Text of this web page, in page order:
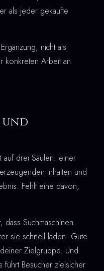
als jeder gekaufte
nicht als
konkreten Arbeit an
auf drei Säulen: einer
Inhalten und
Fehlt eine davon,
dass Suchmaschinen
sie schnell laden. Gute
Zielgruppe. Und
führt Besucher zielsicher